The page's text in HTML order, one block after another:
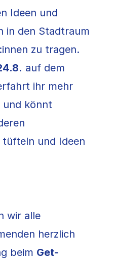
Ideen und
in den Stadtraum
zu tragen.
auf dem
ihr mehr
und könnt
und Ideen
wir alle
herzlich
beim Get-